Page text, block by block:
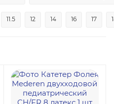
11.5 12 14 16 17